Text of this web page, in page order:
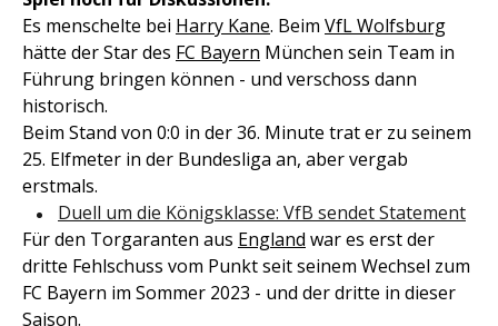
Es menschelte bei Harry Kane. Beim VfL Wolfsburg
hätte der Star des FC Bayern München sein Team in
Führung bringen können - und verschoss dann
historisch.
Beim Stand von 0:0 in der 36. Minute trat er zu seinem
25. Elfmeter in der Bundesliga an, aber vergab
erstmals.
Duell um die Königsklasse: VfB sendet Statement
Für den Torgaranten aus England war es erst der
dritte Fehlschuss vom Punkt seit seinem Wechsel zum
FC Bayern im Sommer 2023 - und der dritte in dieser
Saison.